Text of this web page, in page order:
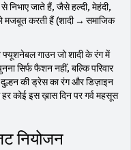
निभाए जाते हैं, जैसे हल्दी, मेहंदी,
मजबूत करती हैं (शादी → समाजिक
फ्यूशनेबल गाउन जो शादी के रंग में
सिर्फ फैशन नहीं, बल्कि परिवार
की ड्रेस का रंग और डिज़ाइन
हर कोई इस ख़ास दिन पर गर्व महसूस
नियोजन